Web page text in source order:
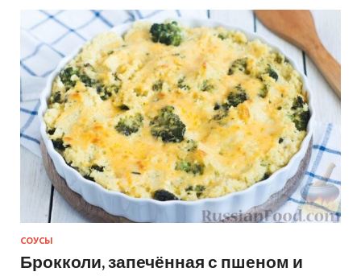
СОУСЫ
Брокколи, запечённая с пшеном и